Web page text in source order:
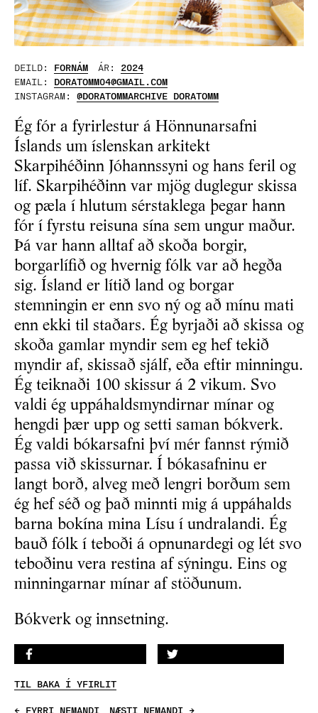
DEILD: FORNÁM ÁR: 2024
EMAIL: DORATOMM04@GMAIL.COM
INSTAGRAM: @DORATOMMARCHIVE DORATOMM
Ég fór a fyrirlestur á Hönnunarsafni
Íslands um íslenskan arkitekt
Skarpihéðinn Jóhannssyni og hans feril og
líf. Skarpihéðinn var mjög duglegur skissa
og pæla í hlutum sérstaklega þegar hann
fór í fyrstu reisuna sína sem ungur maður.
Þá var hann alltaf að skoða borgir,
borgarlífið og hvernig fólk var að hegða
sig. Ísland er lítið land og borgar
stemningin er enn svo ný og að mínu mati
enn ekki til staðars. Ég byrjaði að skissa og
skoða gamlar myndir sem eg hef tekið
myndir af, skissað sjálf, eða eftir minningu.
Ég teiknaði 100 skissur á 2 vikum. Svo
valdi ég uppáhaldsmyndirnar mínar og
hengdi þær upp og setti saman bókverk.
Ég valdi bókarsafni því mér fannst rýmið
passa við skissurnar. Í bókasafninu er
langt borð, alveg með lengri borðum sem
ég hef séð og það minnti mig á uppáhalds
barna bokína mina Lísu í undralandi. Ég
bauð fólk í teboði á opnunardegi og lét svo
teboðinu vera restina af sýningu. Eins og
minningarnar mínar af stöðunum.
Bókverk og innsetning.
TIL BAKA Í YFIRLIT
← FYRRI NEMANDI NÆSTI NEMANDI →